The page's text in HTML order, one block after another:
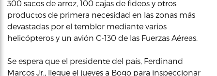
300 sacos de arroz, 100 cajas de fideos y otros
productos de primera necesidad en las zonas más
devastadas por el temblor mediante varios
helicópteros y un avión C-130 de las Fuerzas Aéreas.
Se espera que el presidente del país, Ferdinand
Marcos Jr., llegue el jueves a Bogo para inspeccionar